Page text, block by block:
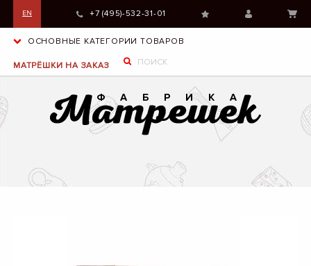
EN +7 (495)-532-31-01
ОСНОВНЫЕ КАТЕГОРИИ ТОВАРОВ
МАТРЁШКИ НА ЗАКАЗ